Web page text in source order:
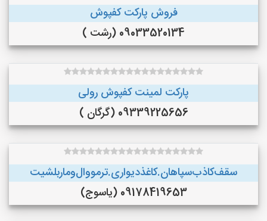
فروش پارکت کفپوش
09033520134 (رشت )
پارکت لمینت کفپوش رولی
09339225656 (گرگان )
سقف‌کاذب‌سپاهان‌.کاغذ‌دیواری.ترمووال‌و‌ماربلشیت
09178419653 (یاسوج)